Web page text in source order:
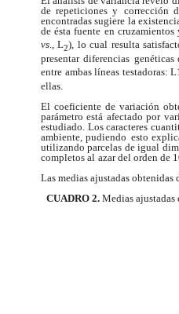
de repeticiones y corrección
encontradas sugiere la
de ésta fuente en cruzamientos
vs., L2), lo cual resulta
presentar diferencias genéticas
entre ambas líneas testadoras:
ellas.
El coeficiente de variación
parámetro está afectado por
estudiado. Los caracteres
ambiente, pudiendo esto
utilizando parcelas de igual
completos al azar del orden de
Las medias ajustadas
CUADRO 2. Medias ajustadas